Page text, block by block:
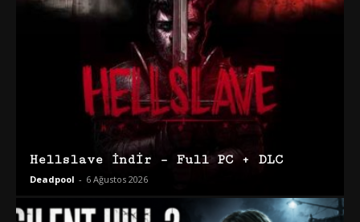
Hellslave İndir – Full PC + DLC
Deadpool - 6 Ağustos 2026